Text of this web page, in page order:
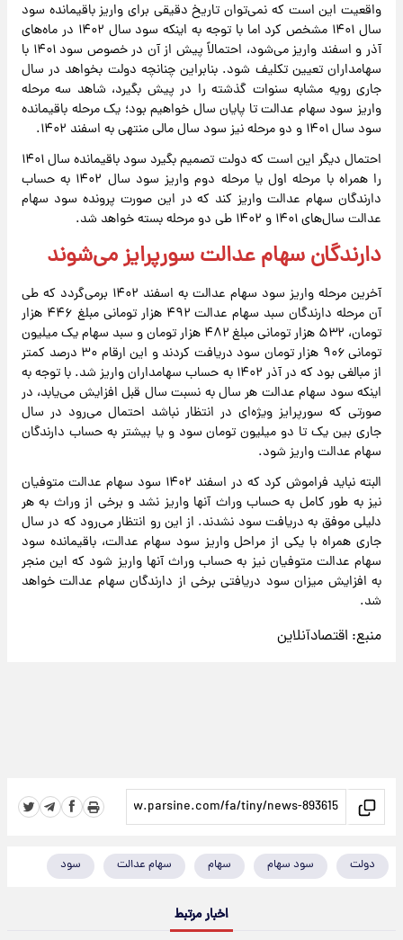
واقعیت این است که نمی‌توان تاریخ دقیقی برای واریز باقیمانده سود
سال ۱۴۰۱ مشخص کرد اما با توجه به اینکه سود سال ۱۴۰۲ در ماه‎‌های
آذر و اسفند واریز می‌شود، احتمالاً پیش از آن در خصوص سود ۱۴۰۱ با
سهامداران تعیین تکلیف شود. بنابراین چنانچه دولت بخواهد در سال
جاری رویه مشابه سنوات گذشته را در پیش بگیرد، شاهد سه مرحله
واریز سود سهام عدالت تا پایان سال خواهیم بود؛ یک مرحله باقیمانده
سود سال ۱۴۰۱ و دو مرحله نیز سود سال مالی منتهی به اسفند ۱۴۰۲.
احتمال دیگر این است که دولت تصمیم بگیرد سود باقیمانده سال ۱۴۰۱
را همراه با مرحله اول یا مرحله دوم واریز سود سال ۱۴۰۲ به حساب
دارندگان سهام عدالت واریز کند که در این صورت پرونده سود سهام
عدالت سال‌های ۱۴۰۱ و ۱۴۰۲ طی دو مرحله بسته خواهد شد.
دارندگان سهام عدالت سورپرایز می‌شوند
آخرین مرحله واریز سود سهام عدالت به اسفند ۱۴۰۲ برمی‌گردد که طی
آن مرحله دارندگان سبد سهام عدالت ۴۹۲ هزار تومانی مبلغ ۴۴۶ هزار
تومان، ۵۳۲ هزار تومانی مبلغ ۴۸۲ هزار تومان و سبد سهام یک میلیون
تومانی ۹۰۶ هزار تومان سود دریافت کردند و این ارقام ۳۰ درصد کمتر
از مبالغی بود که در آذر ۱۴۰۲ به حساب سهامداران واریز شد. با توجه به
اینکه سود سهام عدالت هر سال به نسبت سال قبل افزایش می‌یابد، در
صورتی که سورپرایز ویژه‌ای در انتظار نباشد احتمال می‌رود در سال
جاری بین یک تا دو میلیون تومان سود و یا بیشتر به حساب دارندگان
سهام عدالت واریز شود.
البته نباید فراموش کرد که در اسفند ۱۴۰۲ سود سهام عدالت متوفیان
نیز به طور کامل به حساب وراث آنها واریز نشد و برخی از وراث به هر
دلیلی موفق به دریافت سود نشدند. از این رو انتظار می‌رود که در سال
جاری همراه با یکی از مراحل واریز سود سهام عدالت، باقیمانده سود
سهام عدالت متوفیان نیز به حساب وراث آنها واریز شود که این منجر
به افزایش میزان سود دریافتی برخی از دارندگان سهام عدالت خواهد
شد.
منبع: اقتصادآنلاین
دولت سود سهام سهام سهام عدالت سود
اخبار مرتبط